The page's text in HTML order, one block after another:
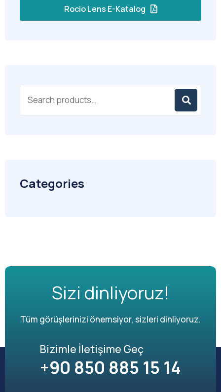
Rocio Lens E-Katalog
Categories
Sizi dinliyoruz!
Tüm görüşlerinizi önemsiyor, sizleri dinliyoruz.
Bizimle İletişime Geç
+90 850 885 15 14